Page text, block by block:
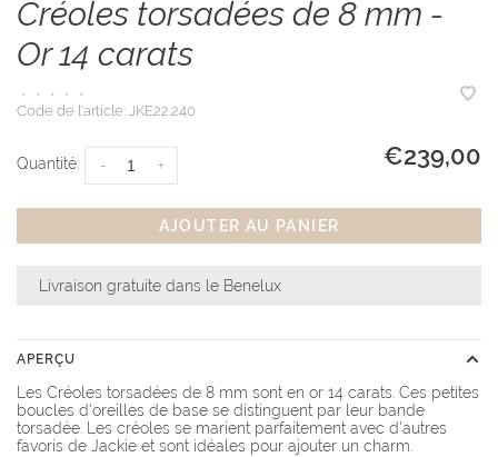
Créoles torsadées de 8 mm -
Or 14 carats
• • • •
•
Code de l'article: JKE22.240
Quantité: +
- €239,00
AJOUTER AU PANIER
Livraison gratuite dans le Benelux
APERÇU
Les Créoles torsadées de 8 mm sont en or 14 carats. Ces petites
boucles d'oreilles de base se distinguent par leur bande
torsadée. Les créoles se marient parfaitement avec d'autres
favoris de Jackie et sont idéales pour ajouter un charm.